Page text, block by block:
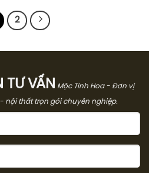
2
TƯ VẤN Mộc Tinh Hoa - Đơn vị
nội thất trọn gói chuyên nghiệp.